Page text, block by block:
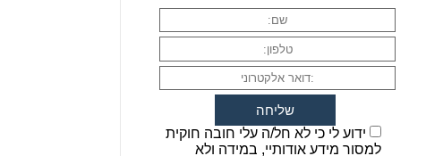
ידוע לי כי לא חל/ה עלי חובה חוקית
למסור מידע אודותיי, במידה ולא